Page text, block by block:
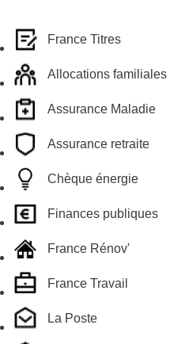
France Titres
Allocations familiales
Assurance Maladie
Assurance retraite
Chèque énergie
Finances publiques
France Rénov'
France Travail
La Poste